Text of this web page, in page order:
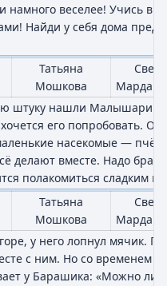
намного веселее! Учись
Найди у себя дома
Татьяна
Мошкова
штуку нашли
его попробовать.
насекомые —
делают вместе. Надо
полакомиться сладким
Татьяна
Мошкова
у него лопнул мячик.
с ним. Но со временем
у Барашика: «Можно ли